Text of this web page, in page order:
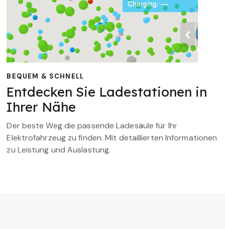
BEQUEM & SCHNELL
Entdecken Sie Ladestationen in
Ihrer Nähe
Der beste Weg die passende Ladesäule für Ihr
Elektrofahrzeug zu finden. Mit detaillierten Informationen
zu Leistung und Auslastung.